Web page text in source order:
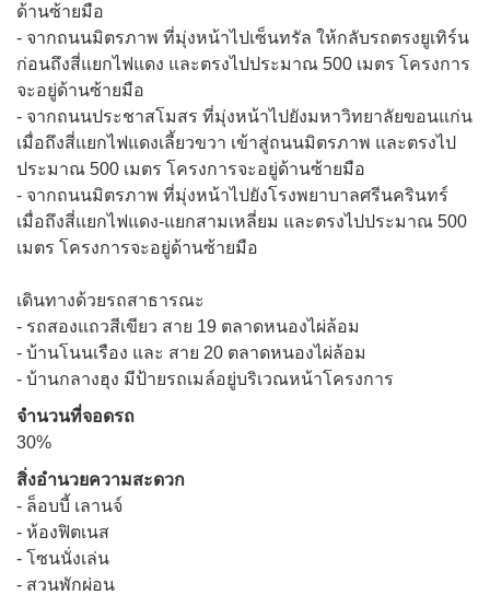
ด้านซ้ายมือ
- จากถนนมิตรภาพ ที่มุ่งหน้าไปเซ็นทรัล ให้กลับรถตรงยูเทิร์น
ก่อนถึงสี่แยกไฟแดง และตรงไปประมาณ 500 เมตร โครงการ
จะอยู่ด้านซ้ายมือ
- จากถนนประชาสโมสร ที่มุ่งหน้าไปยังมหาวิทยาลัยขอนแก่น
เมื่อถึงสี่แยกไฟแดงเลี้ยวขวา เข้าสู่ถนนมิตรภาพ และตรงไป
ประมาณ 500 เมตร โครงการจะอยู่ด้านซ้ายมือ
- จากถนนมิตรภาพ ที่มุ่งหน้าไปยังโรงพยาบาลศรีนครินทร์
เมื่อถึงสี่แยกไฟแดง-แยกสามเหลี่ยม และตรงไปประมาณ 500
เมตร โครงการจะอยู่ด้านซ้ายมือ
เดินทางด้วยรถสาธารณะ
- รถสองแถวสีเขียว สาย 19 ตลาดหนองไผ่ล้อม
- บ้านโนนเรือง และ สาย 20 ตลาดหนองไผ่ล้อม
- บ้านกลางฮุง มีป้ายรถเมล์อยู่บริเวณหน้าโครงการ
จำนวนที่จอดรถ
30%
สิ่งอำนวยความสะดวก
- ล็อบบี้ เลานจ์
- ห้องฟิตเนส
- โซนนั่งเล่น
- สวนพักผ่อน